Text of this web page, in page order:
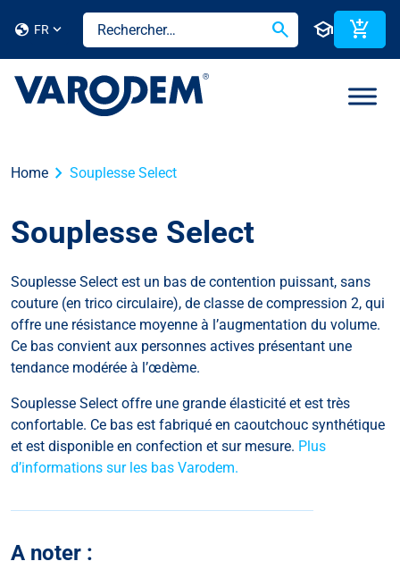
globe FR search school add_shopping_cart
Home chevron_right Souplesse Select
Souplesse Select
Souplesse Select est un bas de contention puissant, sans
couture (en trico circulaire), de classe de compression 2, qui
offre une résistance moyenne à l’augmentation du volume.
Ce bas convient aux personnes actives présentant une
tendance modérée à l’œdème.
Souplesse Select offre une grande élasticité et est très
confortable. Ce bas est fabriqué en caoutchouc synthétique
et est disponible en confection et sur mesure. Plus
d’informations sur les bas Varodem.
A noter :